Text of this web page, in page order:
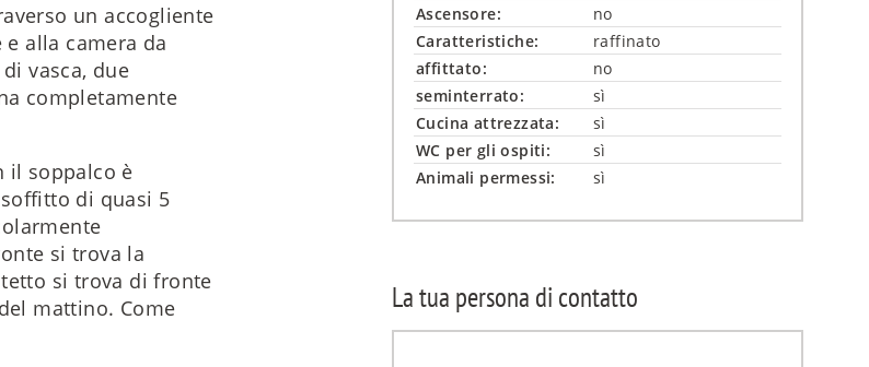
un accogliente
alla camera da
vasca, due
completamente
il soppalco è
di quasi 5
si trova la
si trova di fronte
mattino. Come
Ascensore:
no
Caratteristiche:
raffinato
affittato:
no
seminterrato:
sì
Cucina attrezzata:
sì
WC per gli ospiti:
sì
Animali permessi:
sì
La tua persona di contatto